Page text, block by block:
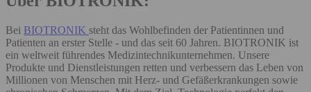
Bei BIOTRONIK steht das Wohlbefinden der Patientinnen und
Patienten an erster Stelle - und das seit 60 Jahren. BIOTRONIK ist
ein weltweit führendes Medizintechnikunternehmen. Unsere
Produkte und Dienstleistungen retten und verbessern das Leben von
Millionen von Menschen mit Herz- und Gefäßerkrankungen sowie